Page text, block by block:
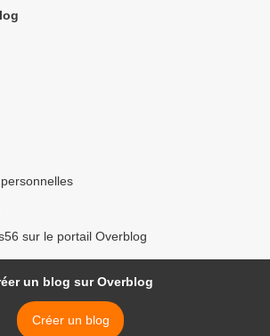
sur le portail Overblog
un blog sur Overblog
Créer un blog